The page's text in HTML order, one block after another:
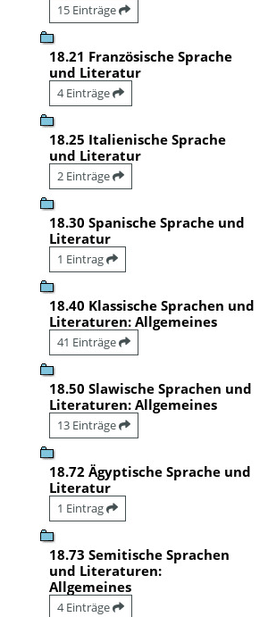
15 Einträge
18.21 Französische Sprache
und Literatur
4 Einträge
18.25 Italienische Sprache
und Literatur
2 Einträge
18.30 Spanische Sprache und
Literatur
1 Eintrag
18.40 Klassische Sprachen und
Literaturen: Allgemeines
41 Einträge
18.50 Slawische Sprachen und
Literaturen: Allgemeines
13 Einträge
18.72 Ägyptische Sprache und
Literatur
1 Eintrag
18.73 Semitische Sprachen
und Literaturen:
Allgemeines
4 Einträge